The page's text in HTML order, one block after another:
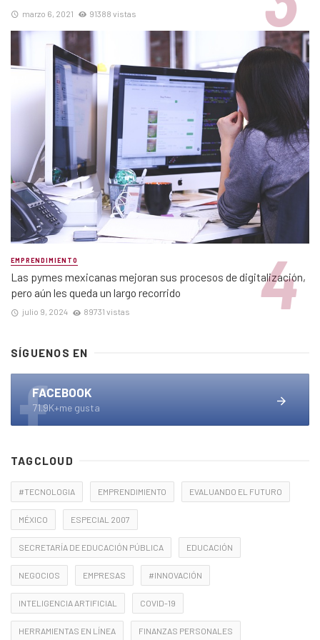
marzo 6, 2021 91388 vistas
EMPRENDIMIENTO
Las pymes mexicanas mejoran sus procesos de digitalización,
pero aún les queda un largo recorrido
julio 9, 2024 89731 vistas
SÍGUENOS EN
FACEBOOK
71.9K+me gusta
TAGCLOUD
#TECNOLOGIA EMPRENDIMIENTO EVALUANDO EL FUTURO
MÉXICO ESPECIAL 2007
SECRETARÍA DE EDUCACIÓN PÚBLICA EDUCACIÓN
NEGOCIOS EMPRESAS #INNOVACIÓN
INTELIGENCIA ARTIFICIAL COVID-19
HERRAMIENTAS EN LÍNEA FINANZAS PERSONALES